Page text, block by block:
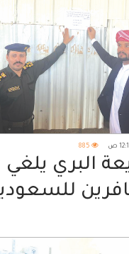
885
البري